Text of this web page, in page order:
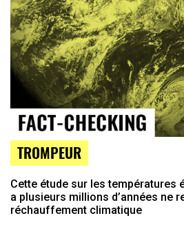
TROMPEUR
Cette étude sur les températures
a plusieurs millions d’années ne
réchauffement climatique